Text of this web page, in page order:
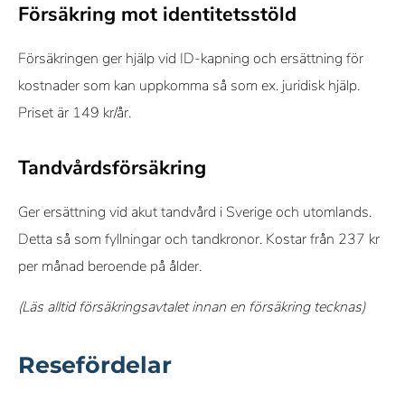
Försäkring mot identitetsstöld
Försäkringen ger hjälp vid ID-kapning och ersättning för
kostnader som kan uppkomma så som ex. juridisk hjälp.
Priset är 149 kr/år.
Tandvårdsförsäkring
Ger ersättning vid akut tandvård i Sverige och utomlands.
Detta så som fyllningar och tandkronor. Kostar från 237 kr
per månad beroende på ålder.
(Läs alltid försäkringsavtalet innan en försäkring tecknas)
Resefördelar